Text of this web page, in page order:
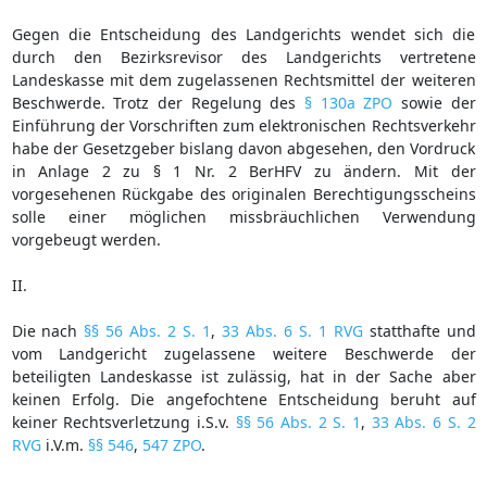
Gegen die Entscheidung des Landgerichts wendet sich die
durch den Bezirksrevisor des Landgerichts vertretene
Landeskasse mit dem zugelassenen Rechtsmittel der weiteren
Beschwerde. Trotz der Regelung des § 130a ZPO sowie der
Einführung der Vorschriften zum elektronischen Rechtsverkehr
habe der Gesetzgeber bislang davon abgesehen, den Vordruck
in Anlage 2 zu § 1 Nr. 2 BerHFV zu ändern. Mit der
vorgesehenen Rückgabe des originalen Berechtigungsscheins
solle einer möglichen missbräuchlichen Verwendung
vorgebeugt werden.
II.
Die nach §§ 56 Abs. 2 S. 1 , 33 Abs. 6 S. 1 RVGstatthafte und
vom Landgericht zugelassene weitere Beschwerde der
beteiligten Landeskasse ist zulässig, hat in der Sache aber
keinen Erfolg. Die angefochtene Entscheidung beruht auf
keiner Rechtsverletzung i.S.v. §§ 56 Abs. 2 S. 1 , 33 Abs. 6 S. 2
RVGi.V.m. §§ 546, 547 ZPO.